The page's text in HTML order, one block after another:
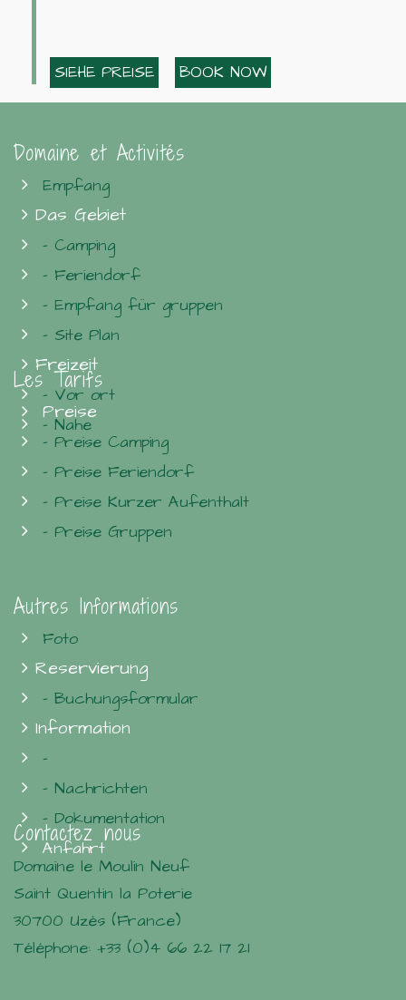
SIEHE PREISE BOOK NOW
Domaine et Activités
Empfang
Das Gebiet
- Camping
- Feriendorf
- Empfang für gruppen
- Site Plan
Freizeit
- Vor ort
- Nahe
Les Tarifs
Preise
- Preise Camping
- Preise Feriendorf
- Preise Kurzer Aufenthalt
- Preise Gruppen
Autres Informations
Foto
Reservierung
- Buchungsformular
Information
-
- Nachrichten
- Dokumentation
Anfahrt
Contactez nous
Domaine le Moulin Neuf
Saint Quentin la Poterie
30700 Uzès (France)
Téléphone: +33 (0)4 66 22 17 21